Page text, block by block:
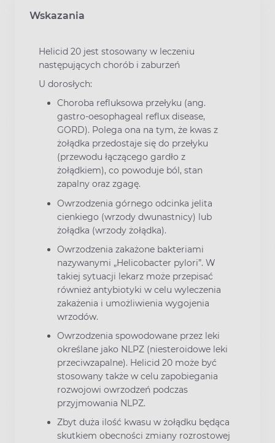
Wskazania
Helicid 20 jest stosowany w leczeniu
następujących chorób i zaburzeń
U dorosłych:
Choroba refluksowa przełyku (ang.
gastro-oesophageal reflux disease,
GORD). Polega ona na tym, że kwas z
żołądka przedostaje się do przełyku
(przewodu łączącego gardło z
żołądkiem), co powoduje ból, stan
zapalny oraz zgagę.
Owrzodzenia górnego odcinka jelita
cienkiego (wrzody dwunastnicy) lub
żołądka (wrzody żołądka).
Owrzodzenia zakażone bakteriami
nazywanymi „Helicobacter pylori”. W
takiej sytuacji lekarz może przepisać
również antybiotyki w celu wyleczenia
zakażenia i umożliwienia wygojenia
wrzodów.
Owrzodzenia spowodowane przez leki
określane jako NLPZ (niesteroidowe leki
przeciwzapalne). Helicid 20 może być
stosowany także w celu zapobiegania
rozwojowi owrzodzeń podczas
przyjmowania NLPZ.
Zbyt duża ilość kwasu w żołądku będąca
skutkiem obecności zmiany rozrostowej